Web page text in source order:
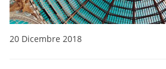
20 Dicembre 2018